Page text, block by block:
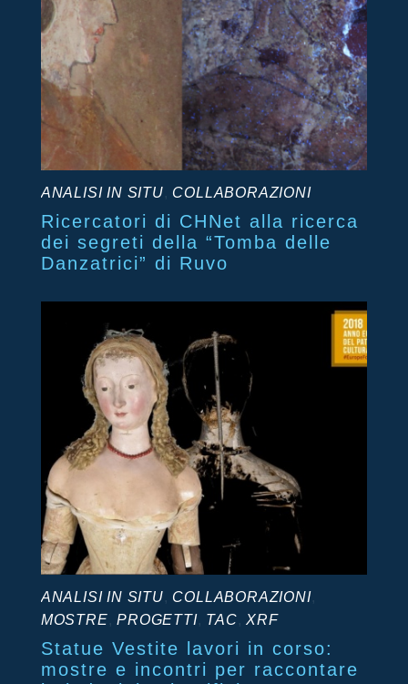
ANALISI IN SITU, COLLABORAZIONI
Ricercatori di CHNet alla ricerca
dei segreti della “Tomba delle
Danzatrici” di Ruvo
ANALISI IN SITU, COLLABORAZIONI,
MOSTRE,PROGETTI, TAC,XRF
Statue Vestite lavori in corso:
mostre e incontri per raccontare